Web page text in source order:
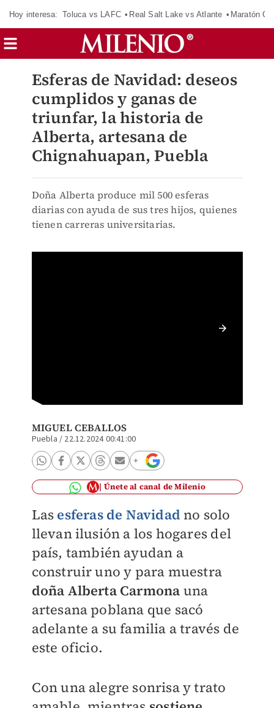
Hoy interesa: Toluca vs LAFC Real Salt Lake vs Atlante Maratón
Esferas de Navidad: deseos
cumplidos y ganas de
triunfar, la historia de
Alberta, artesana de
Chignahuapan, Puebla
Doña Alberta produce mil 500 esferas
diarias con ayuda de sus tres hijos, quienes
tienen carreras universitarias.
MIGUEL CEBALLOS
Puebla / 22.12.2024 00:41:00
Únete al canal de Milenio
Las esferas de Navidad no solo
llevan ilusión a los hogares del
país, también ayudan a
construir uno y para muestra
doña Alberta Carmona una
artesana poblana que sacó
adelante a su familia a través de
este oficio.
Con una alegre sonrisa y trato